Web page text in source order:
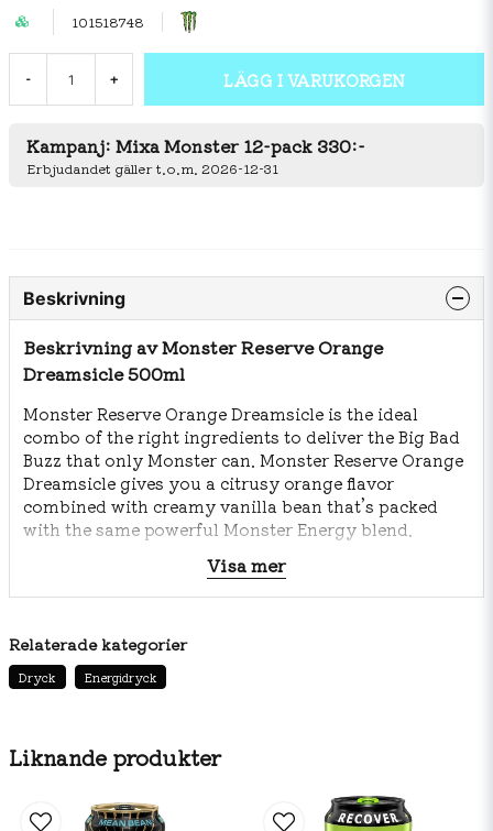
101518748
- + LÄGG I VARUKORGEN
Kampanj: Mixa Monster 12-pack 330:-
Erbjudandet gäller t.o.m. 2026-12-31
Liknande produkter
Beskrivning
Beskrivning av Monster Reserve Orange
Dreamsicle 500ml
Monster Reserve Orange Dreamsicle is the ideal
combo of the right ingredients to deliver the Big Bad
Buzz that only Monster can. Monster Reserve Orange
Dreamsicle gives you a citrusy orange flavor
combined with creamy vanilla bean that’s packed
with the same powerful Monster Energy blend.
(E330), taurin (0,4%), surhetsreglerande medel (E331),
aromer, panax-ginsengrotsexrakt (0,08%),
konserveringsmedel (E202, E211), L-karnitin, L-tartrat
guaranfrösextrakt (0,002%), färg (E110, E129),
maltodextrin. Innehåller AZO-färgämnen som kan ha
negativ effekt på barns beteende och koncentration. Hög
Visa mer
Relaterade kategorier
Dryck Energidryck